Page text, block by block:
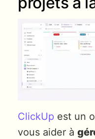
ClickUp est un
vous aider à